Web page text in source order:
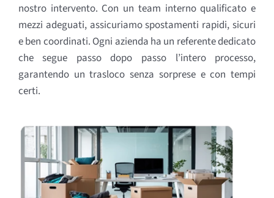
nostro intervento. Con un team interno qualificato e
mezzi adeguati, assicuriamo spostamenti rapidi, sicuri
e ben coordinati. Ogni azienda ha un referente dedicato
che segue passo dopo passo l’intero processo,
garantendo un trasloco senza sorprese e con tempi
certi.